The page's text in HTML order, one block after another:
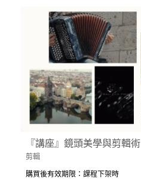
『講座』鏡頭美學與剪輯術
剪輯
購買後有效期限：課程下架時